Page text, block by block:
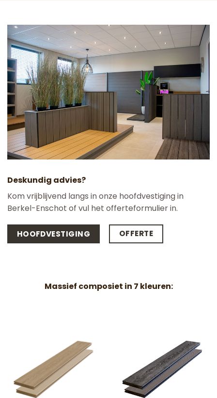
Deskundig advies?
Kom vrijblijvend langs in onze hoofdvestiging in
Berkel-Enschot of vul het offerteformulier in.
HOOFDVESTIGING OFFERTE
Massief composiet in 7 kleuren: